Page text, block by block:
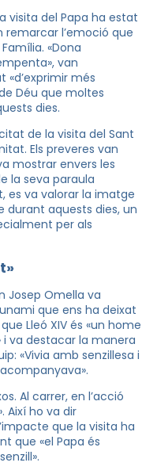
visita del Papa ha estat
remarcar l’emoció que
«Dona
van
més
Déu que moltes
dies.
de la visita del Sant
Els preveres van
mostrar envers les
la seva paraula
es va valorar la imatge
durant aquests dies, un
per als
Josep Omella va
que ens ha deixat
Lleó XIV és «un home
i va destacar la manera
«Vivia amb senzillesa i
Al carrer, en l’acció
Així ho va dir
que la visita ha
que «el Papa és